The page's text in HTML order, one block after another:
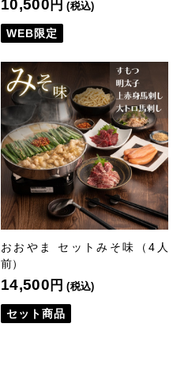
10,500 円 (税込)
WEB限定
おおやま セットみそ味（4人
前）
14,500 円 (税込)
セット商品